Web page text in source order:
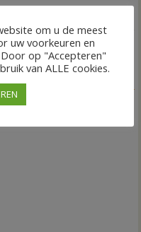
om u de meest
uw voorkeuren en
op "Accepteren"
van ALLE cookies.